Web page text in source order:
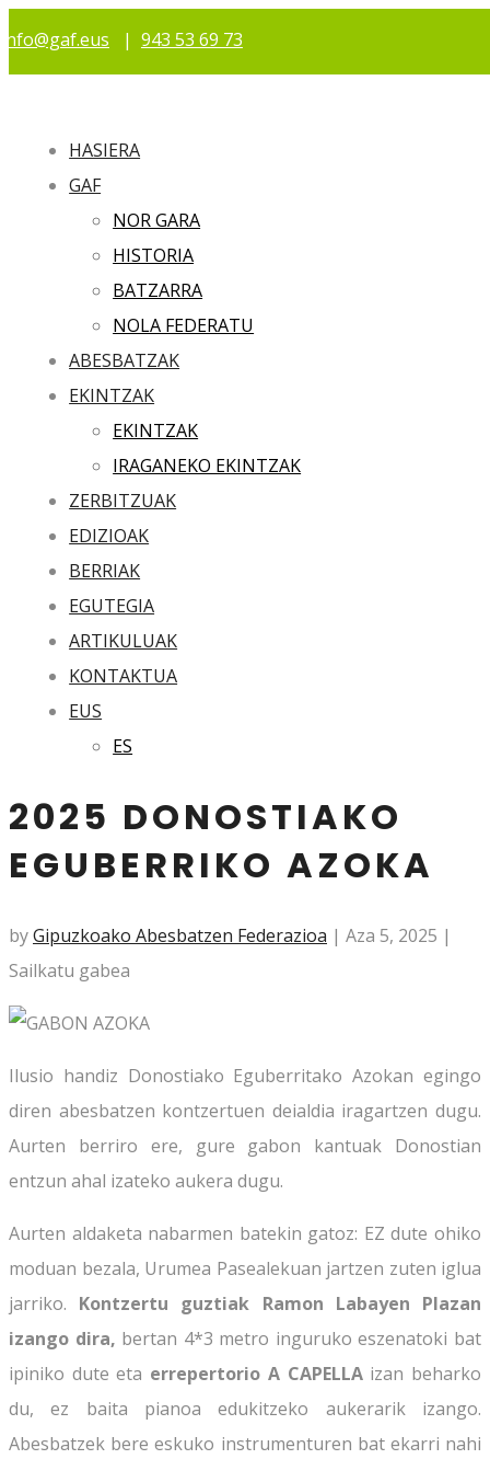
info@gaf.eus | 943 53 69 73
HASIERA
GAF
NOR GARA
HISTORIA
BATZARRA
NOLA FEDERATU
ABESBATZAK
EKINTZAK
EKINTZAK
IRAGANEKO EKINTZAK
ZERBITZUAK
EDIZIOAK
BERRIAK
EGUTEGIA
ARTIKULUAK
KONTAKTUA
EUS
ES
2025 DONOSTIAKO
EGUBERRIKO AZOKA
byGipuzkoako Abesbatzen Federazioa | Aza 5, 2025 |
Sailkatu gabea
Ilusio handiz Donostiako Eguberritako Azokan egingo
diren abesbatzen kontzertuen deialdia iragartzen dugu.
Aurten berriro ere, gure gabon kantuak Donostian
entzun ahal izateko aukera dugu.
Aurten aldaketa nabarmen batekin gatoz: EZ dute ohiko
moduan bezala, Urumea Pasealekuan jartzen zuten iglua
jarriko. Kontzertu guztiak Ramon Labayen Plazan
izango dira, bertan 4*3 metro inguruko eszenatoki bat
ipiniko dute eta errepertorio A CAPELLAizan beharko
du, ez baita pianoa edukitzeko aukerarik izango.
Abesbatzek bere eskuko instrumenturen bat ekarri nahi